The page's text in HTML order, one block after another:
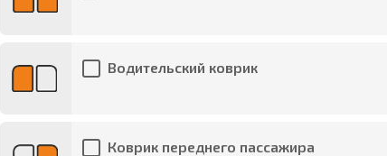
Водительский коврик
Коврик переднего пассажира